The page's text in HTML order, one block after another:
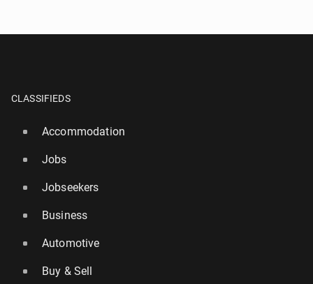
CLASSIFIEDS
Accommodation
Jobs
Jobseekers
Business
Automotive
Buy & Sell